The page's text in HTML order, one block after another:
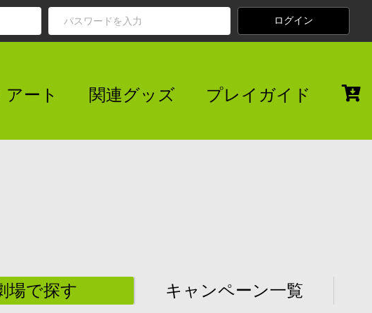
ート 関連グッズ プレイガイド
場で探す キャンペーン一覧